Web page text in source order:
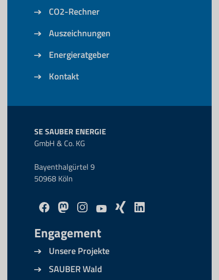
CO2-Rechner
Auszeichnungen
Energieratgeber
Kontakt
SE SAUBER ENERGIE
GmbH & Co. KG
Bayenthalgürtel 9
50968 Köln
Engagement
Unsere Projekte
SAUBER Wald